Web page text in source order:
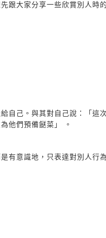
跟大家分享一些欣賞別人時
自己。與其對自己說：「這
他們預備餸菜」 。
有意識地，只表達對別人行